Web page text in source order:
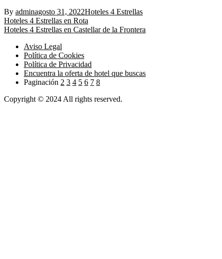
By adminagosto 31, 2022Hoteles 4 Estrellas
Navegación
de
entradas
Hoteles 4 Estrellas en Rota
Hoteles 4 Estrellas en Castellar de la Frontera
Aviso Legal
Política de Cookies
Política de Privacidad
Encuentra la oferta de hotel que buscas
Paginación 2 3 4 5 6 7 8
Copyright © 2024 All rights reserved.